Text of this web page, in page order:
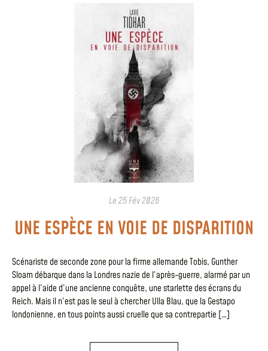
Le25 Fév 2026
UNE ESPÈCE EN VOIE DE DISPARITION
Scénariste de seconde zone pour la firme allemande Tobis, Gunther
Sloam débarque dans la Londres nazie de l’après-guerre, alarmé par un
appel à l’aide d’une ancienne conquête, une starlette des écrans du
Reich. Mais il n’est pas le seul à chercher Ulla Blau, que la Gestapo
londonienne, en tous points aussi cruelle que sa contrepartie […]